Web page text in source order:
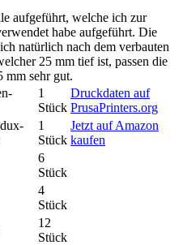
aufgeführt, welche ich zur
habe aufgeführt. Die
natürlich nach dem verbauten
25 mm tief ist, passen die
mm sehr gut.
1
Stück
Druckdaten auf
PrusaPrinters.org
1
Stück
Jetzt auf Amazon
kaufen
6
Stück
4
Stück
12
Stück